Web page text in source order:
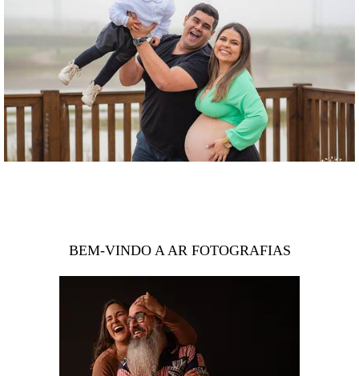
BEM-VINDO A AR FOTOGRAFIAS